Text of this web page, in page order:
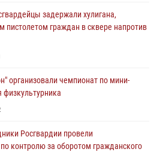
задержали хулигана,
пистолетом граждан в сквере напротив
организовали чемпионат по мини-
Росгвардии провели
контролю за оборотом гражданского